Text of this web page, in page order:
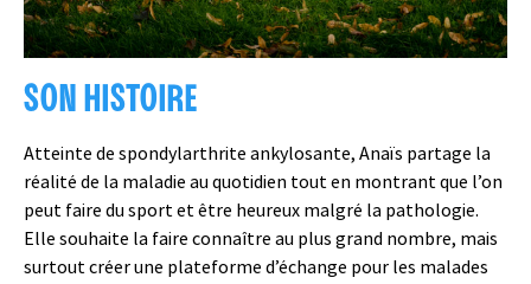
SON HISTOIRE
Atteinte de spondylarthrite ankylosante, Anaïs partage la
réalité de la maladie au quotidien tout en montrant que l’on
peut faire du sport et être heureux malgré la pathologie.
Elle souhaite la faire connaître au plus grand nombre, mais
surtout créer une plateforme d’échange pour les malades